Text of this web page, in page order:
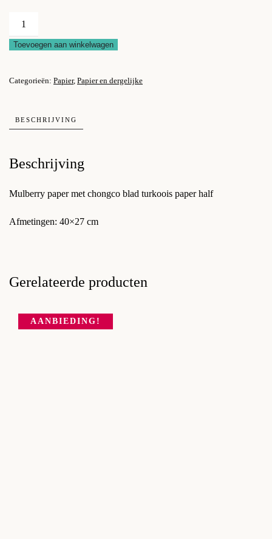
Mulberry
paper
half
chongco
Toevoegen aan winkelwagen
Categorieën: Papier, Papier en dergelijke
BESCHRIJVING
Beschrijving
Mulberry paper met chongco blad turkoois paper half
Afmetingen: 40×27 cm
Gerelateerde producten
AANBIEDING!